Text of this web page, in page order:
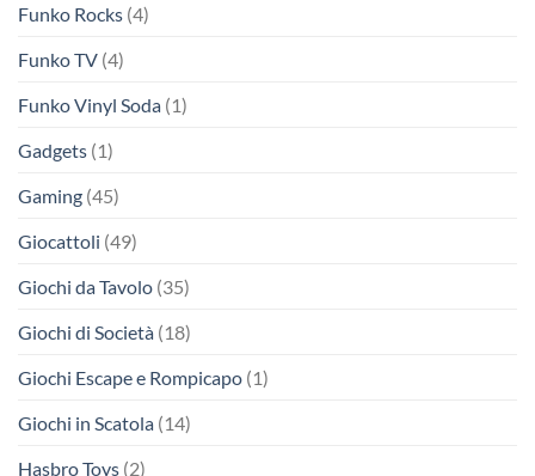
Funko Rocks (4)
Funko TV (4)
Funko Vinyl Soda (1)
Gadgets (1)
Gaming (45)
Giocattoli (49)
Giochi da Tavolo (35)
Giochi di Società (18)
Giochi Escape e Rompicapo (1)
Giochi in Scatola (14)
Hasbro Toys (2)